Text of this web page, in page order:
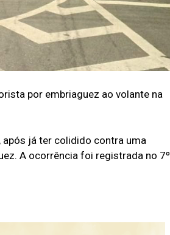
por embriaguez ao volante na
já ter colidido contra uma
A ocorrência foi registrada no 7º